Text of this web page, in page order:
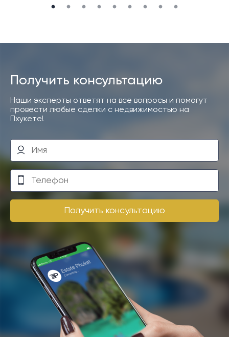
Получить консультацию
Наши эксперты ответят на все вопросы и помогут
провести любые сделки с недвижимостью на
Пхукете!
Получить консультацию